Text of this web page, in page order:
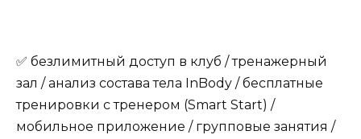
✅ безлимитный доступ в клуб / тренажерный
зал / анализ состава тела InBody / бесплатные
тренировки с тренером (Smart Start) /
мобильное приложение / групповые занятия /